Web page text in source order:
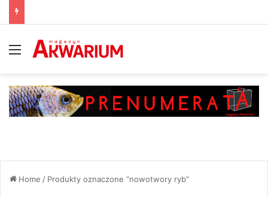
Menu
Home / Produkty oznaczone “nowotwory ryb”